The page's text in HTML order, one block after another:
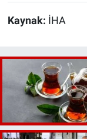
Kaynak: İHA